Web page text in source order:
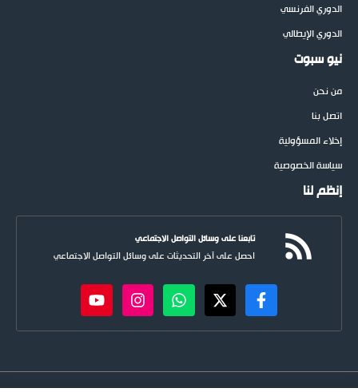
الدوري الفرنسي
الدوري الإيطالي
نيو سبوت
من نحن
اتصل بنا
إخلاء المسؤولية
سياسة الخصوصية
إنظم لنا
تابعنا على وسائل التواصل الاجتماعي
احصل على آخر التحديثات على وسائل التواصل الاجتماعي